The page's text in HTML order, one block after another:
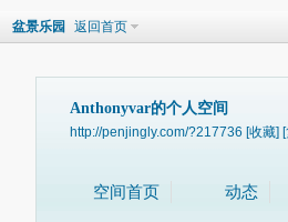
盆景乐园 返回首页
Anthonyvar的个人空间
http://penjingly.com/?217736 [收藏] [
空间首页 动态